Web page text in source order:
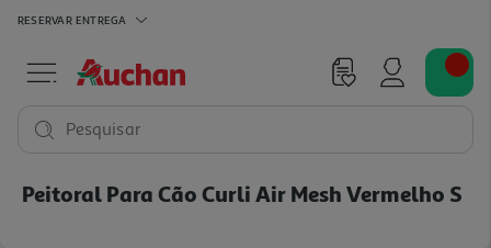
RESERVAR ENTREGA
Pesquisar
Peitoral Para Cão Curli Air Mesh Vermelho S